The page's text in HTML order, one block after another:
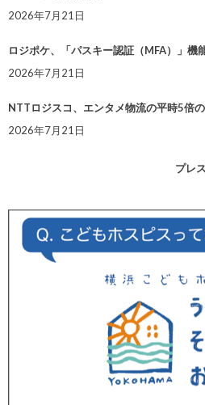
2026年7月21日
ロジポケ、「パスキー認証（MFA）」機
2026年7月21日
NTTロジスコ、エンタメ物流の平時5倍
2026年7月21日
プレ